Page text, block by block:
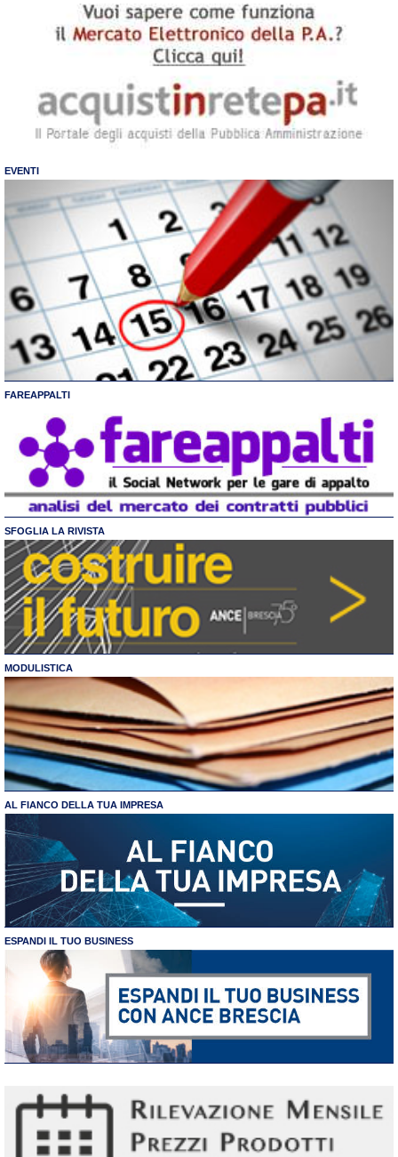
EVENTI
FAREAPPALTI
SFOGLIA LA RIVISTA
MODULISTICA
AL FIANCO DELLA TUA IMPRESA
ESPANDI IL TUO BUSINESS